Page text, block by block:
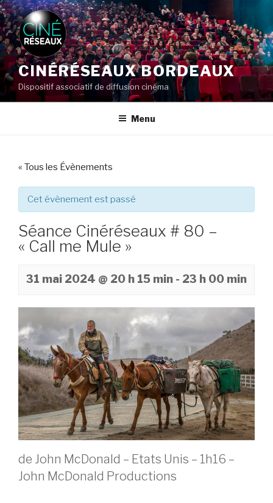
Aller
au
contenu
principal
CINÉRÉSEAUX BORDEAUX
Dispositif associatif de diffusion cinéma
Menu
« Tous les Évènements
Cet évènement est passé
Séance Cinéréseaux # 80 –
« Call me Mule »
31 mai 2024 @ 20 h 15 min - 23 h 00 min
de John McDonald – Etats Unis – 1h16 –
John McDonald Productions